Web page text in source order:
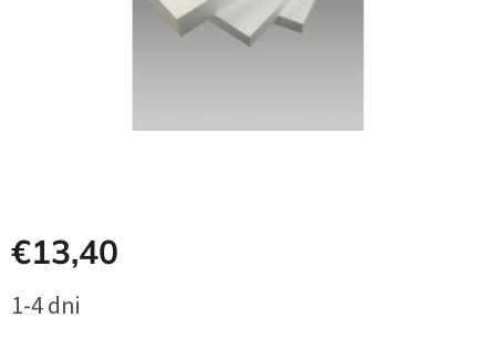
€13,40
cena:
1-4 dni